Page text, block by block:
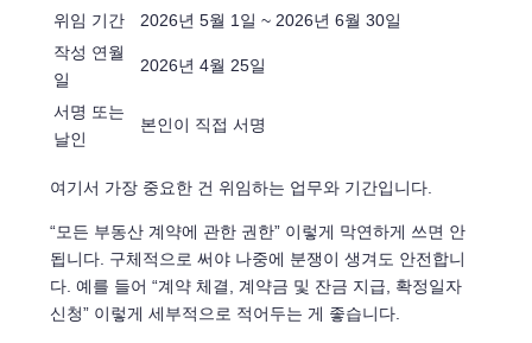
위임 기간
2026년 5월 1일 ~ 2026년 6월 30일
작성 연월
일
2026년 4월 25일
서명 또는
날인
본인이 직접 서명
여기서 가장 중요한 건 위임하는 업무와 기간입니다.
“모든 부동산 계약에 관한 권한” 이렇게 막연하게 쓰면 안
됩니다. 구체적으로 써야 나중에 분쟁이 생겨도 안전합니
다. 예를 들어 “계약 체결, 계약금 및 잔금 지급, 확정일자
신청” 이렇게 세부적으로 적어두는 게 좋습니다.